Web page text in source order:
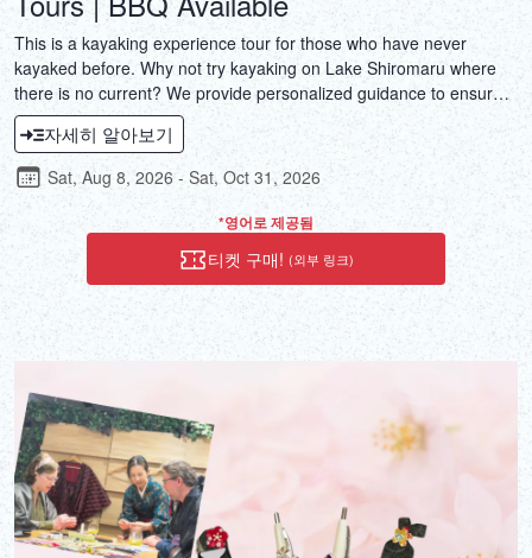
This is a kayaking experience tour for those who have never
kayaked before. Why not try kayaking on Lake Shiromaru where
there is no current? We provide personalized guidance to ensure
everyone is satisfied with the tour!
자세히 알아보기
Sat, Aug 8, 2026 - Sat, Oct 31, 2026
*영어로 제공됨
티켓 구매! (외부 링크)